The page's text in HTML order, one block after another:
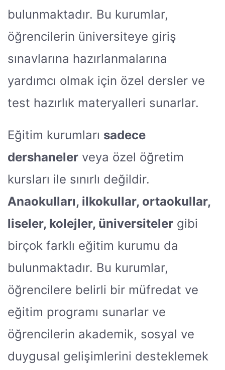
bulunmaktadır. Bu kurumlar,
öğrencilerin üniversiteye giriş
sınavlarına hazırlanmalarına
yardımcı olmak için özel dersler ve
test hazırlık materyalleri sunarlar.
Eğitim kurumları sadece
dershaneler veya özel öğretim
kursları ile sınırlı değildir.
Anaokulları, ilkokullar, ortaokullar,
liseler, kolejler, üniversiteler gibi
birçok farklı eğitim kurumu da
bulunmaktadır. Bu kurumlar,
öğrencilere belirli bir müfredat ve
eğitim programı sunarlar ve
öğrencilerin akademik, sosyal ve
duygusal gelişimlerini desteklemek